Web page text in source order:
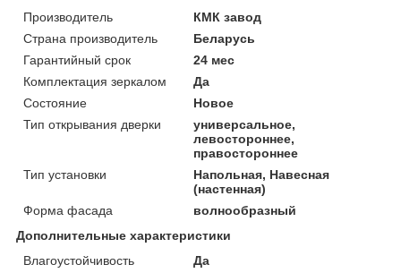
Производитель
КМК завод
Страна производитель
Беларусь
Гарантийный срок
24 мес
Комплектация зеркалом
Да
Состояние
Новое
Тип открывания дверки
универсальное,
левостороннее,
правостороннее
Тип установки
Напольная, Навесная
(настенная)
Форма фасада
волнообразный
Дополнительные характеристики
Влагоустойчивость
Да